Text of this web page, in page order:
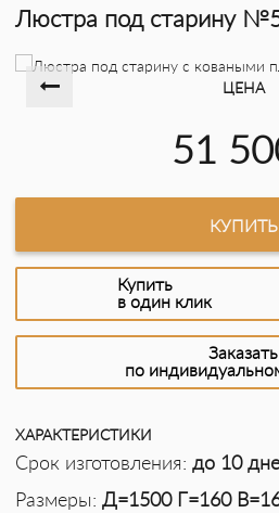
Люстра под старину
ЦЕНА
51
КУПИТЬ
Купить
в один клик
Заказать
по
ХАРАКТЕРИСТИКИ
Срок изготовления: до 10
Размеры: Д=1500 Г=160